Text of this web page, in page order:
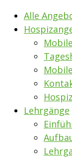
Alle
Lehrgänge